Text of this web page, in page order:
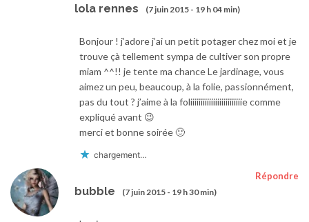
lola rennes (7 juin 2015 - 19 h 04 min)
Bonjour ! j’adore j’ai un petit potager chez moi et je
trouve çà tellement sympa de cultiver son propre
miam ^^!! je tente ma chance Le jardinage, vous
aimez un peu, beaucoup, à la folie, passionnément,
pas du tout ? j’aime à la foliiiiiiiiiiiiiiiiiiiiiiiiie comme
expliqué avant 😉
merci et bonne soirée 🙂
chargement…
bubble (7 juin 2015 - 19 h 30 min)
Répondre